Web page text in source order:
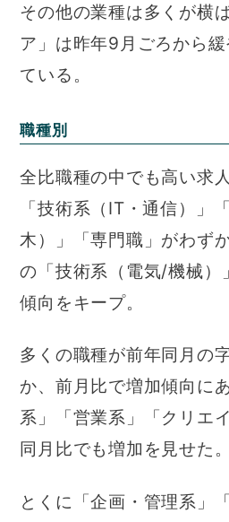
その他の業種は多くが横
ア」は昨年9月ごろから
ている。
職種別
全比職種の中でも高い求
「技術系（IT・通信）」
木）」「専門職」がわず
の「技術系（電気/機械）
傾向をキープ。
多くの職種が前年同月の
か、前月比で増加傾向に
系」「営業系」「クリエ
同月比でも増加を見せた。
とくに「企画・管理系」